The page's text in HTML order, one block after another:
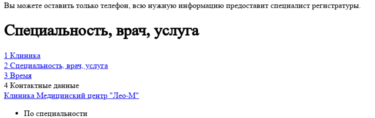
Вы можете оставить только телефон, всю нужную информацию предоставит специалист регистратуры.
Специальность, врач, услуга
1 Клиника
2 Специальность, врач, услуга
3 Время
4 Контактные данные
Клиника Медицинский центр "Лео-М"
По специальности